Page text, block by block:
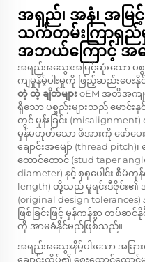
အရှည်၊ အနံ၊ အမ
သက်တမ်းကြာရှ
အဘယ်ကြောင့် အရ
အရည်အသွေးအမြင့်ဆုံးသော ပစ္
ကျမှုနိမ့်ပါးမှုကို ဖြည့်ဆည်းပေး
တဲ့ တဲ့ ချိတ်များ oEM အတိအက
ရှိသော ပစ္စည်းများသည် မောင်း
တွင် မှုန်းခြင်း (misalignment)
မှန်မဟုတ်သော ဖိအားကို ဖော်ပေ
ချောင်းအမျော် (thread
ထောင်ထောင် (stud taper
diameter) နှင့် စုစုပေါင်း စီမံ
length) တို့သည် မူရင်းဒီဇိုင်း
(original design
ဖြစ်ခြင်းဖြင့် မှန်ကန်စွာ တပ်ဆင်
ကို အာမခံနိုင်မည်ဖြစ်သည်။
အရည်အသွေးနိမ့်ပါးသော အခြာ
ချောင်းထိပ်၏ စေးထောင်ထောင်